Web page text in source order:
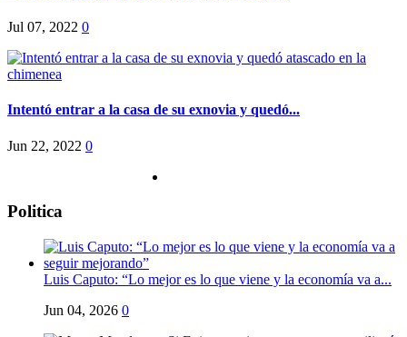
Jul 07, 2022 0
Intentó entrar a la casa de su exnovia y quedó...
Jun 22, 2022 0
Politica
Luis Caputo: “Lo mejor es lo que viene y la economía va a...
Jun 04, 2026 0